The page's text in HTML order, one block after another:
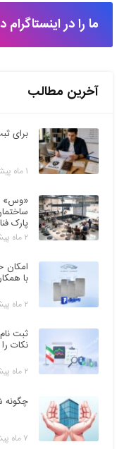
ما را در اینستاگرام
آخرین مطالب
برای
۱ ماه پیش
«وس»
پارک
۲ ماه پیش
با
۲ ماه پیش
ثبت
نکات
۲ ماه پیش
چگونه
۷ ماه پیش